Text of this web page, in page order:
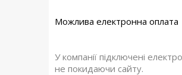
У компанії підключені
не покидаючи сайту.